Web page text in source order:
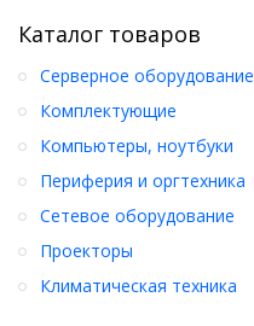
Каталог товаров
Серверное оборудование
Комплектующие
Компьютеры, ноутбуки
Периферия и оргтехника
Сетевое оборудование
Проекторы
Климатическая техника